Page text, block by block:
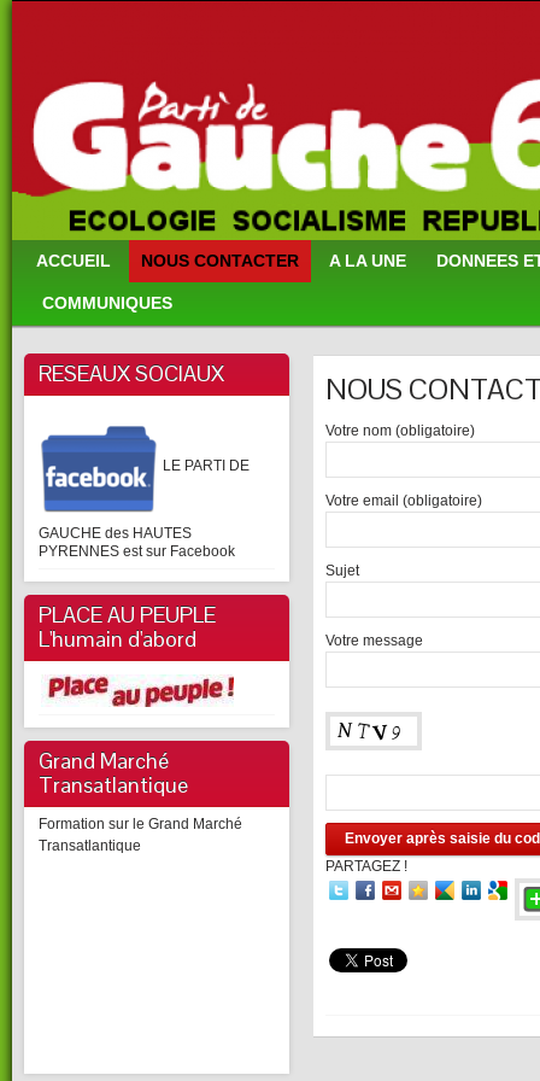
ACCUEIL NOUS CONTACTER A LA UNE DONNEES
COMMUNIQUES
RESEAUX SOCIAUX
LE PARTI DE
GAUCHE des HAUTES
PYRENNES est sur Facebook
PLACE AU PEUPLE
L'humain d'abord
Grand Marché
Transatlantique
Formation sur le Grand Marché
Transatlantique
NOUS
Votre nom (obligatoire)
Votre email (obligatoire)
Sujet
Votre message
PARTAGEZ !